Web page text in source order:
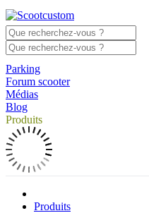
Parking
Forum scooter
Médias
Blog
Produits
Produits